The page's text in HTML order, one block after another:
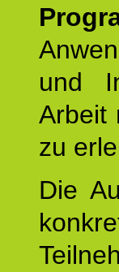
und
Arbeit
zu
Die